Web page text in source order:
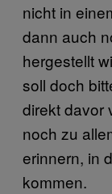
nicht in
dann auch
hergestellt
soll doch
direkt davor
noch zu
erinnern, in
kommen.